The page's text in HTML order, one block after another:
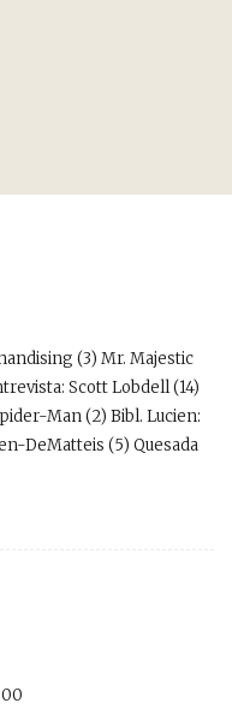
(3) Mr. Majestic
Scott Lobdell (14)
Man (2) Bibl. Lucien:
DeMatteis (5) Quesada